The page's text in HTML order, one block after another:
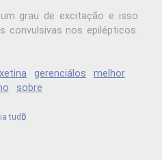
grau de excitação e isso
convulsivas nos epilépticos.
gerenciálos
melhor
sobre
tudo